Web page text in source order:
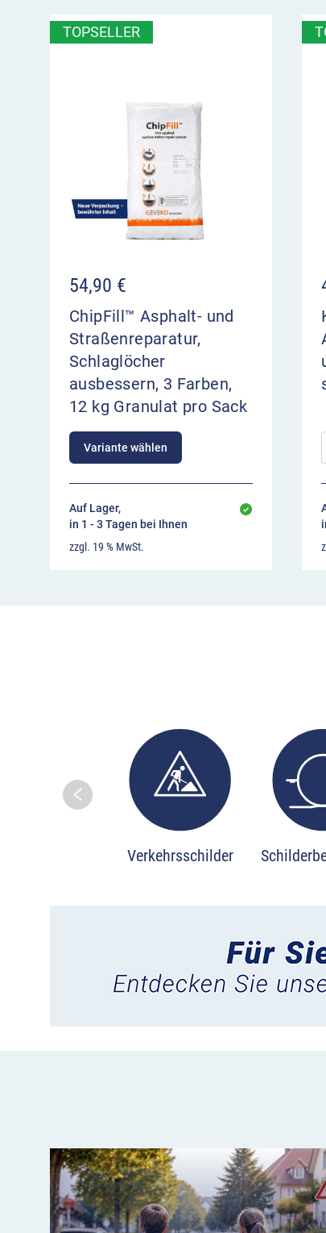
TOPSELLER
54,90 €
ChipFill™ Asphalt- und
Straßenreparatur,
Schlaglöcher
ausbessern, 3 Farben,
12 kg Granulat pro Sack
Variante wählen
Auf Lager,
in 1 - 3 Tagen bei Ihnen
zzgl. 19 % MwSt.
Skip to
Verkehrsschilder